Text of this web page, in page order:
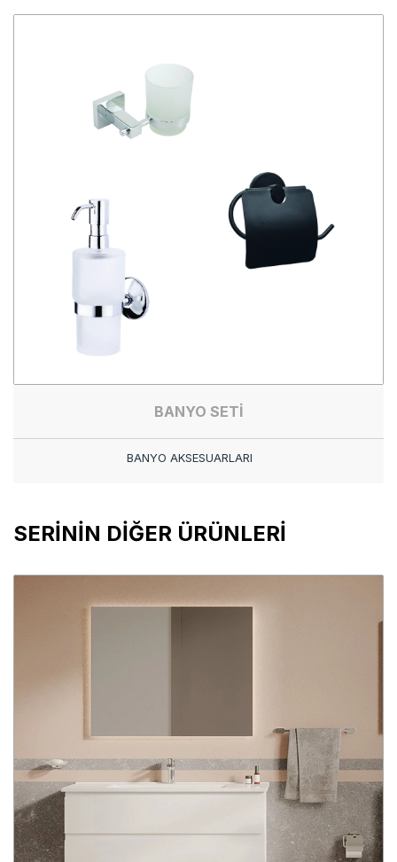
BANYO SETİ
BANYO AKSESUARLARI
SERİNİN DİĞER ÜRÜNLERİ